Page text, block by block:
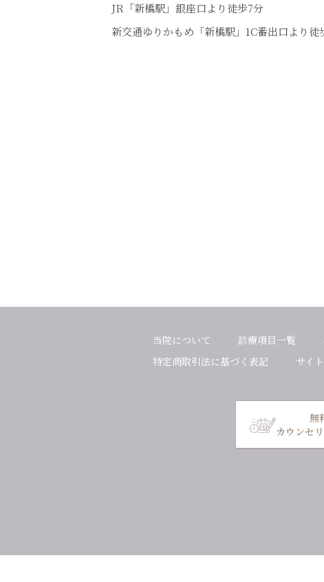
JR「新橋駅」銀座口より徒歩7分
新交通ゆりかもめ「新橋駅」1C番出口より徒
当院について 診療項目一覧
特定商取引法に基づく表記 サイ
無
カウンセ